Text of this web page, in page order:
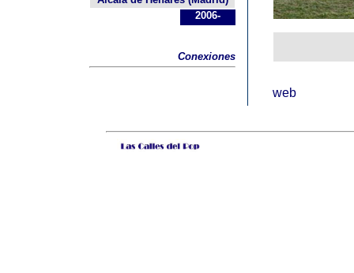
web
2006-
Conexiones